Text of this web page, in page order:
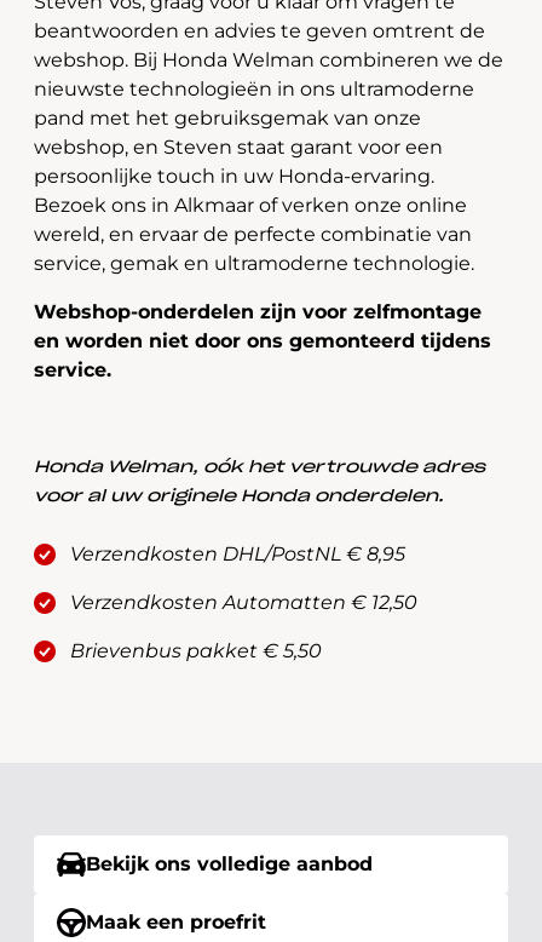
beantwoorden en advies te geven omtrent de
webshop. Bij Honda Welman combineren we de
nieuwste technologieën in ons ultramoderne
pand met het gebruiksgemak van onze
webshop, en Steven staat garant voor een
persoonlijke touch in uw Honda-ervaring.
Bezoek ons in Alkmaar of verken onze online
wereld, en ervaar de perfecte combinatie van
service, gemak en ultramoderne technologie.
Webshop-onderdelen zijn voor zelfmontage
en worden niet door ons gemonteerd tijdens
service.
Honda Welman, oók het vertrouwde adres
voor al uw originele Honda onderdelen.
Verzendkosten DHL/PostNL € 8,95
Verzendkosten Automatten € 12,50
Brievenbus pakket € 5,50
Bekijk ons volledige aanbod
Maak een proefrit